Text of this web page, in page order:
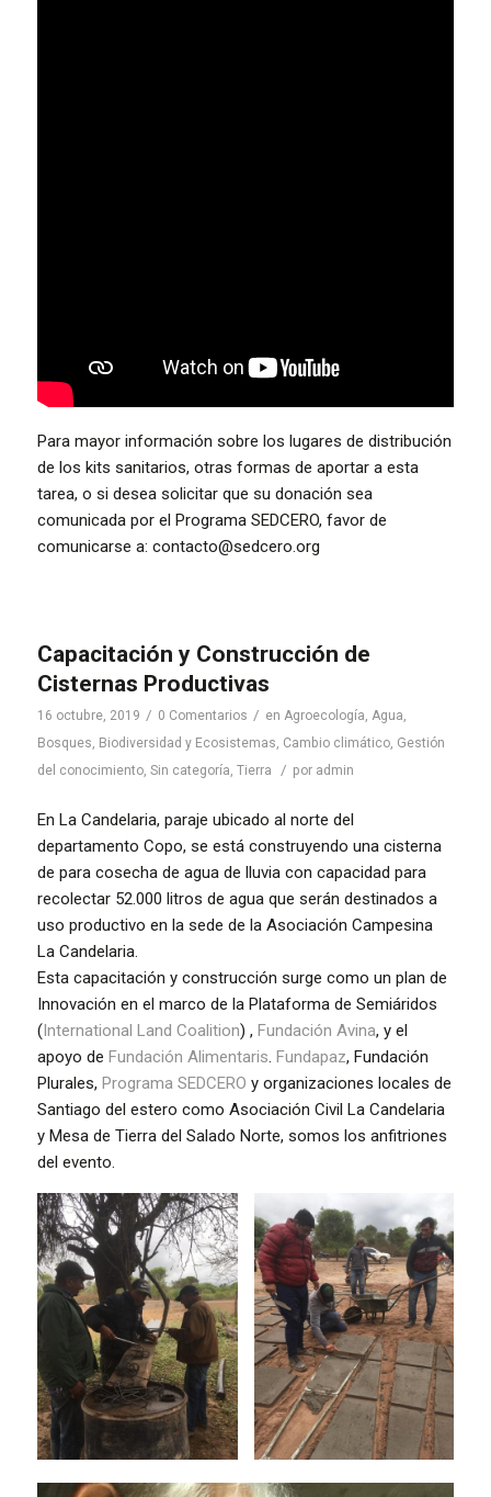
Para mayor información sobre los lugares de distribución
de los kits sanitarios, otras formas de aportar a esta
tarea, o si desea solicitar que su donación sea
comunicada por el Programa SEDCERO, favor de
comunicarse a: contacto@sedcero.org
Capacitación y Construcción de
Cisternas Productivas
16 octubre, 2019 / 0 Comentarios / en Agroecología, Agua,
Bosques, Biodiversidad y Ecosistemas, Cambio climático, Gestión
del conocimiento, Sin categoría, Tierra / por admin
En La Candelaria, paraje ubicado al norte del
departamento Copo, se está construyendo una cisterna
de para cosecha de agua de lluvia con capacidad para
recolectar 52.000 litros de agua que serán destinados a
uso productivo en la sede de la Asociación Campesina
La Candelaria.
Esta capacitación y construcción surge como un plan de
Innovación en el marco de la Plataforma de Semiáridos
(International Land Coalition) , Fundación Avina, y el
apoyo de Fundación Alimentaris. Fundapaz, Fundación
Plurales, Programa SEDCERO y organizaciones locales de
Santiago del estero como Asociación Civil La Candelaria
y Mesa de Tierra del Salado Norte, somos los anfitriones
del evento.